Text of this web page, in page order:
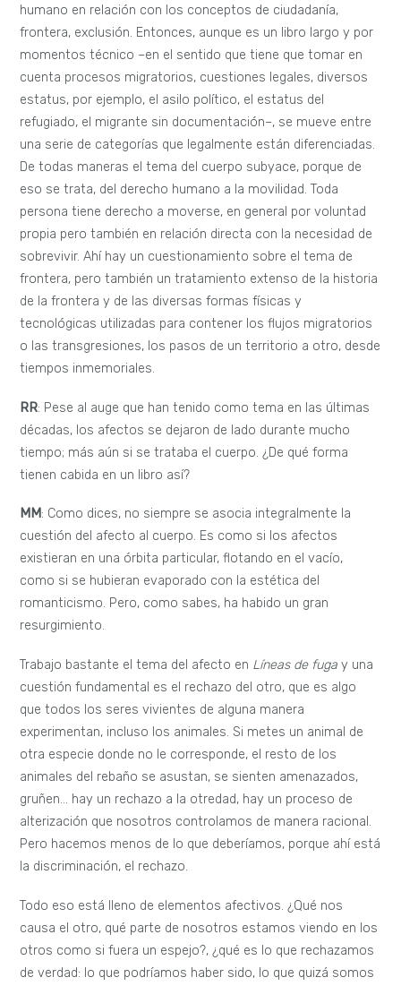
humano en relación con los conceptos de ciudadanía,
frontera, exclusión. Entonces, aunque es un libro largo y por
momentos técnico –en el sentido que tiene que tomar en
cuenta procesos migratorios, cuestiones legales, diversos
estatus, por ejemplo, el asilo político, el estatus del
refugiado, el migrante sin documentación–, se mueve entre
una serie de categorías que legalmente están diferenciadas.
De todas maneras el tema del cuerpo subyace, porque de
eso se trata, del derecho humano a la movilidad. Toda
persona tiene derecho a moverse, en general por voluntad
propia pero también en relación directa con la necesidad de
sobrevivir. Ahí hay un cuestionamiento sobre el tema de
frontera, pero también un tratamiento extenso de la historia
de la frontera y de las diversas formas físicas y
tecnológicas utilizadas para contener los flujos migratorios
o las transgresiones, los pasos de un territorio a otro, desde
tiempos inmemoriales.
RR: Pese al auge que han tenido como tema en las últimas
décadas, los afectos se dejaron de lado durante mucho
tiempo; más aún si se trataba el cuerpo. ¿De qué forma
tienen cabida en un libro así?
MM: Como dices, no siempre se asocia integralmente la
cuestión del afecto al cuerpo. Es como si los afectos
existieran en una órbita particular, flotando en el vacío,
como si se hubieran evaporado con la estética del
romanticismo. Pero, como sabes, ha habido un gran
resurgimiento.
Trabajo bastante el tema del afecto en Líneas de fugay una
cuestión fundamental es el rechazo del otro, que es algo
que todos los seres vivientes de alguna manera
experimentan, incluso los animales. Si metes un animal de
otra especie donde no le corresponde, el resto de los
animales del rebaño se asustan, se sienten amenazados,
gruñen… hay un rechazo a la otredad, hay un proceso de
alterización que nosotros controlamos de manera racional.
Pero hacemos menos de lo que deberíamos, porque ahí está
la discriminación, el rechazo.
Todo eso está lleno de elementos afectivos. ¿Qué nos
causa el otro, qué parte de nosotros estamos viendo en los
otros como si fuera un espejo?, ¿qué es lo que rechazamos
de verdad: lo que podríamos haber sido, lo que quizá somos